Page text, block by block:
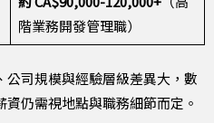
階業務開發管理職）
司規模與經驗層級差異大，數
仍需視地點與職務細節而定。